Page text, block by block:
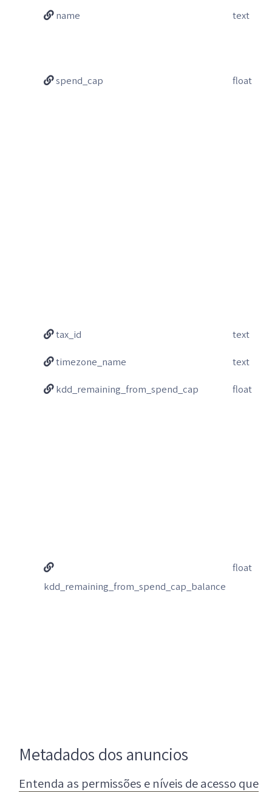
name text
spend_cap float
tax_id text
timezone_name text
kdd_remaining_from_spend_cap float
kdd_remaining_from_spend_cap_balance
float
Metadados dos anuncios
Entenda as permissões e níveis de acesso que